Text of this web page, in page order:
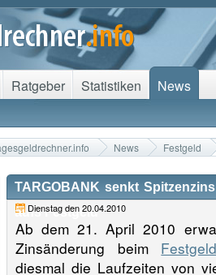
News Festgeld
TARGOBANK senkt
aufs Festgeld
Dienstag den 20.04.2010
Ab dem 21. April 2010
Zinsänderung beim
diesmal die Laufzeiten von
Ratgeber Statistiken News